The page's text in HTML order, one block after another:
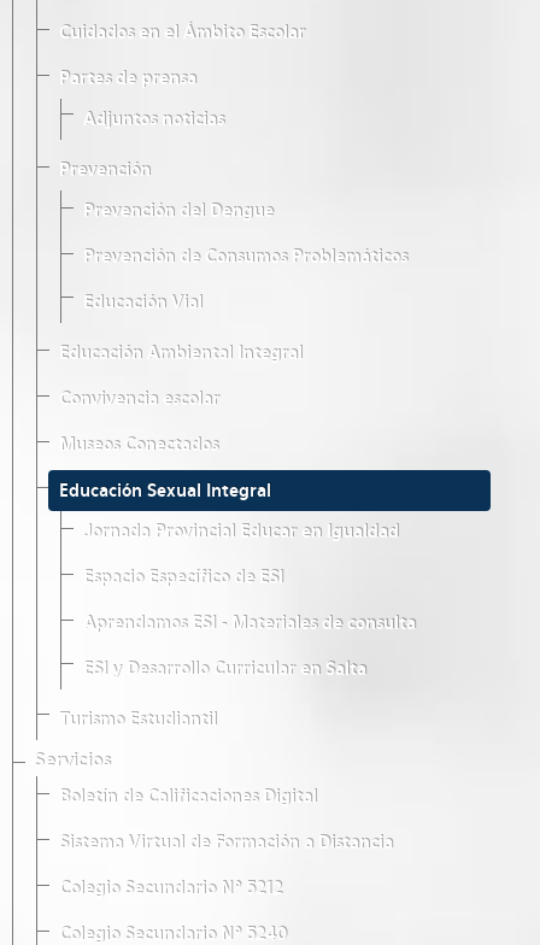
Cuidados en el Ámbito Escolar
Partes de prensa
Adjuntos noticias
Prevención
Prevención del Dengue
Prevención de Consumos Problemáticos
Educación Vial
Educación Ambiental Integral
Convivencia escolar
Museos Conectados
Educación Sexual Integral
Jornada Provincial Educar en Igualdad
Espacio Específico de ESI
Aprendamos ESI - Materiales de consulta
ESI y Desarrollo Curricular en Salta
Turismo Estudiantil
Servicios
Boletín de Calificaciones Digital
Sistema Virtual de Formación a Distancia
Colegio Secundario Nº 5212
Colegio Secundario Nº 5240